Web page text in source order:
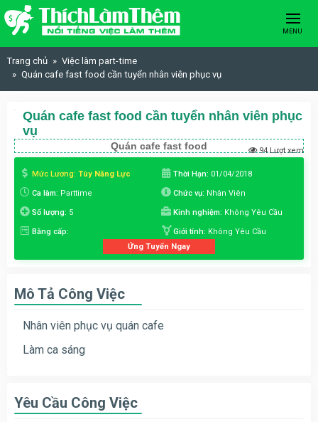
Skip to content
MENU
Trang chủ
Việc làm part-time
Quán cafe fast food cần tuyển nhân viên phục vụ
Quán cafe fast food cần tuyển nhân viên phục
vụ
Quán cafe fast food 94 Lượt xem
Mức Lương: Tùy Năng Lực Thời Hạn: 01/04/2018
Ca làm: Parttime Chức vụ: Nhân Viên
Số lượng: 5 Kinh nghiệm: Không Yêu Cầu
Bằng cấp: Giới tính: Không Yêu Cầu
Ứng Tuyển Ngay
Mô Tả Công Việc
Nhân viên phục vụ quán cafe
Làm ca sáng
Yêu Cầu Công Việc